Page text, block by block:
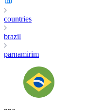
countries
brazil
parnamirim